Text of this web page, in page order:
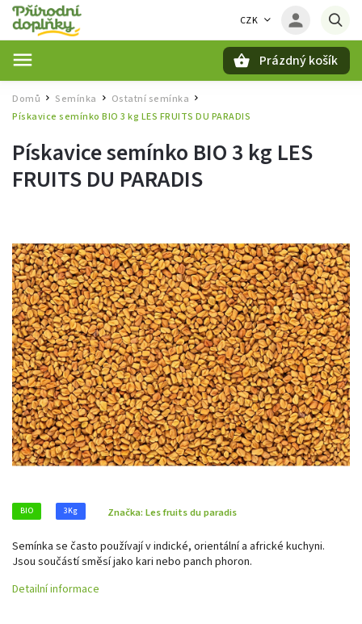
CZK
Prázdný košík
Domů / Semínka Ostatní semínka /
Pískavice semínko BIO 3 kg LES FRUITS DU PARADIS
Pískavice semínko BIO 3 kg LES
FRUITS DU PARADIS
BIO 3Kg Značka: Les fruits du paradis
Semínka se často používají v indické, orientální a africké kuchyni.
Jsou součástí směsí jako kari nebo panch phoron.
Detailní informace